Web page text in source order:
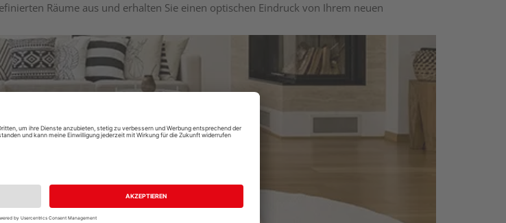
Räume aus und erhalten Sie einen optischen Eindruck von Ihrem neuen